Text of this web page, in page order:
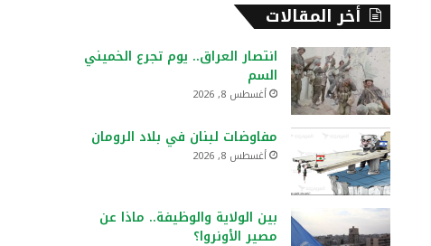
أخر المقالات
انتصار العراق.. يوم تجرع الخميني
السم
أغسطس 8, 2026
مفاوضات لبنان في بلاد الرومان
أغسطس 8, 2026
بين الولاية والوظيفة.. ماذا عن
مصير الأونروا؟